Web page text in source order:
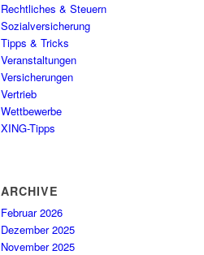
Rechtliches & Steuern
Sozialversicherung
Tipps & Tricks
Veranstaltungen
Versicherungen
Vertrieb
Wettbewerbe
XING-Tipps
ARCHIVE
Februar 2026
Dezember 2025
November 2025